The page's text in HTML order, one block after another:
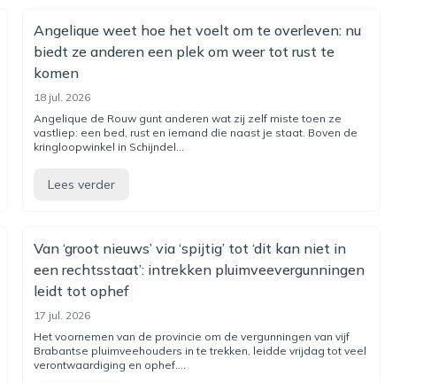
Angelique weet hoe het voelt om te overleven: nu
biedt ze anderen een plek om weer tot rust te
komen
18 jul. 2026
Angelique de Rouw gunt anderen wat zij zelf miste toen ze
vastliep: een bed, rust en iemand die naast je staat. Boven de
kringloopwinkel in Schijndel...
Lees verder
Van ‘groot nieuws’ via ‘spijtig’ tot ‘dit kan niet in
een rechtsstaat’: intrekken pluimveevergunningen
leidt tot ophef
17 jul. 2026
Het voornemen van de provincie om de vergunningen van vijf
Brabantse pluimveehouders in te trekken, leidde vrijdag tot veel
verontwaardiging en ophef....